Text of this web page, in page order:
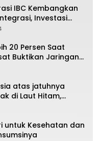
IBC Kembangkan
Investasi
20 Persen Saat
Buktikan Jaringan
Pemudik
atas jatuhnya
di Laut Hitam,
untuk Kesehatan dan